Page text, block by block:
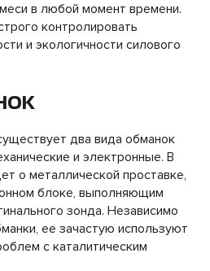
в любой момент времени.
контролировать
и экологичности силового
два вида обманок
и электронные. В
о металлической проставке,
блоке, выполняющим
зонда. Независимо
ее зачастую используют
с каталитическим